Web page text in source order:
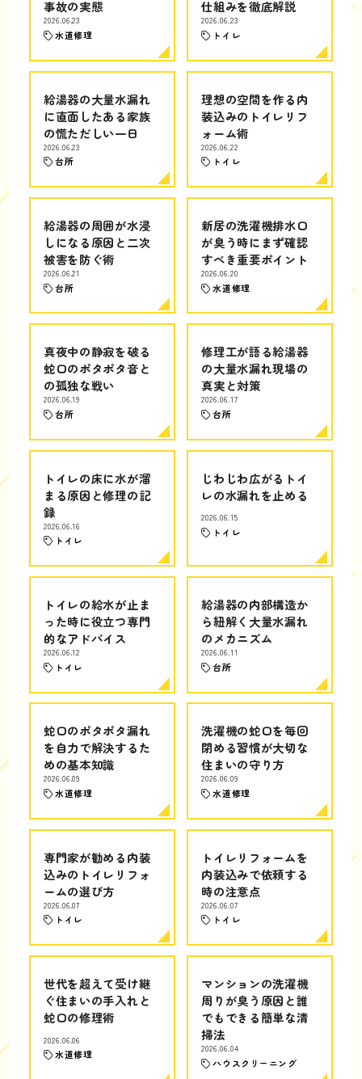
事故の実態
2026.06.23
水道修理
仕組みを徹底解説
2026.06.23
トイレ
給湯器の大量水漏れ
に直面したある家族
の慌ただしい一日
2026.06.23
台所
理想の空間を作る内
装込みのトイレリフ
ォーム術
2026.06.22
トイレ
給湯器の周囲が水浸
しになる原因と二次
被害を防ぐ術
2026.06.21
台所
新居の洗濯機排水口
が臭う時にまず確認
すべき重要ポイント
2026.06.20
水道修理
真夜中の静寂を破る
蛇口のポタポタ音と
の孤独な戦い
2026.06.19
台所
修理工が語る給湯器
の大量水漏れ現場の
真実と対策
2026.06.17
台所
トイレの床に水が溜
まる原因と修理の記
録
2026.06.16
トイレ
じわじわ広がるトイ
レの水漏れを止める
2026.06.15
トイレ
トイレの給水が止ま
った時に役立つ専門
的なアドバイス
2026.06.12
トイレ
給湯器の内部構造か
ら紐解く大量水漏れ
のメカニズム
2026.06.11
台所
蛇口のポタポタ漏れ
を自力で解決するた
めの基本知識
2026.06.09
水道修理
洗濯機の蛇口を毎回
閉める習慣が大切な
住まいの守り方
2026.06.09
水道修理
専門家が勧める内装
込みのトイレリフォ
ームの選び方
2026.06.07
トイレ
トイレリフォームを
内装込みで依頼する
時の注意点
2026.06.07
トイレ
世代を超えて受け継
ぐ住まいの手入れと
蛇口の修理術
2026.06.06
水道修理
マンションの洗濯機
周りが臭う原因と誰
でもできる簡単な清
掃法
2026.06.04
ハウスクリーニング